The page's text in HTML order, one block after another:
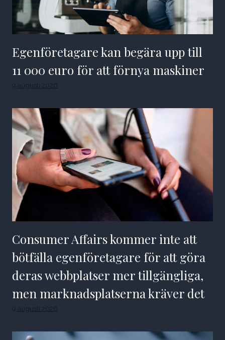
Egenföretagare kan begära upp till
11 000 euro för att förnya maskiner
9 augusti 2026
Consumer Affairs kommer inte att
bötfälla egenföretagare för att göra
deras webbplatser mer tillgängliga,
men marknadsplatserna kräver det
9 augusti 2026